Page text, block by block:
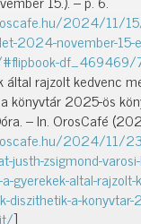
2024/11/
2024-november-15-
#flipbook-
által rajzolt kedvenc
könyvtár 2025-ös
– In. OrosCafé
2024/11/
justh-zsigmond-
gyerekek-altal-
diszithetik-a-
]